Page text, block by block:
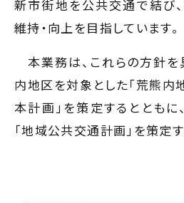
新市街地を公共交通で結び
維持・向上を目指しています。
本業務は、これらの方針を
内地区を対象とした「荒熊
本計画」を策定するととも
「地域公共交通計画」を策定す